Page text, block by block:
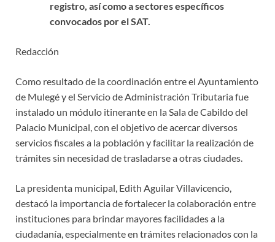
registro, así como a sectores específicos
convocados por el SAT.
Redacción
Como resultado de la coordinación entre el Ayuntamiento
de Mulegé y el Servicio de Administración Tributaria fue
instalado un módulo itinerante en la Sala de Cabildo del
Palacio Municipal, con el objetivo de acercar diversos
servicios fiscales a la población y facilitar la realización de
trámites sin necesidad de trasladarse a otras ciudades.
La presidenta municipal, Edith Aguilar Villavicencio,
destacó la importancia de fortalecer la colaboración entre
instituciones para brindar mayores facilidades a la
ciudadanía, especialmente en trámites relacionados con la